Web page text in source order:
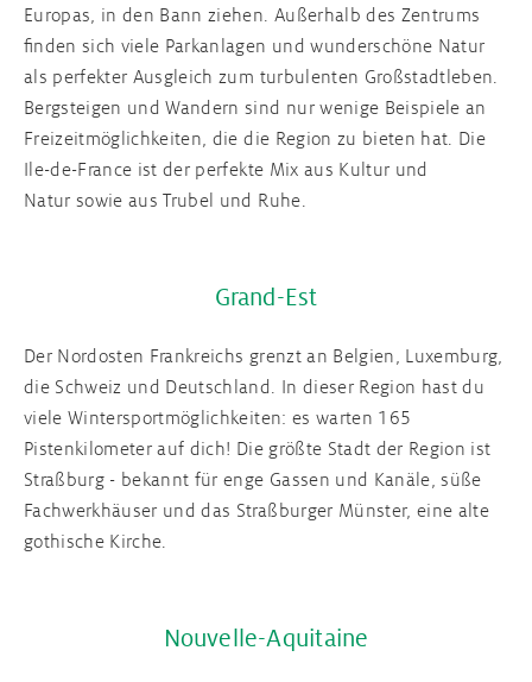
Europas, in den Bann ziehen. Außerhalb des Zentrums
finden sich viele Parkanlagen und wunderschöne Natur
als perfekter Ausgleich zum turbulenten Großstadtleben.
Bergsteigen und Wandern sind nur wenige Beispiele an
Freizeitmöglichkeiten, die die Region zu bieten hat. Die
Ile-de-France ist der perfekte Mix aus Kultur und
Natur sowie aus Trubel und Ruhe.
Grand-Est
Der Nordosten Frankreichs grenzt an Belgien, Luxemburg,
die Schweiz und Deutschland. In dieser Region hast du
viele Wintersportmöglichkeiten: es warten 165
Pistenkilometer auf dich! Die größte Stadt der Region ist
Straßburg - bekannt für enge Gassen und Kanäle, süße
Fachwerkhäuser und das Straßburger Münster, eine alte
gothische Kirche.
Nouvelle-Aquitaine